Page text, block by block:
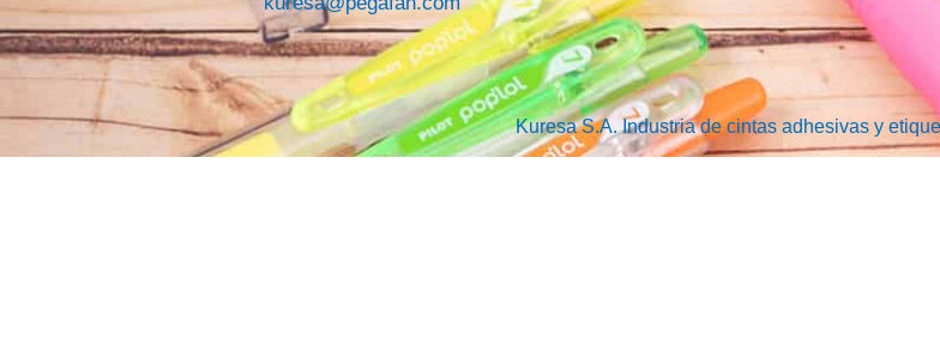
Kuresa S.A. Industria de cintas adhesivas y